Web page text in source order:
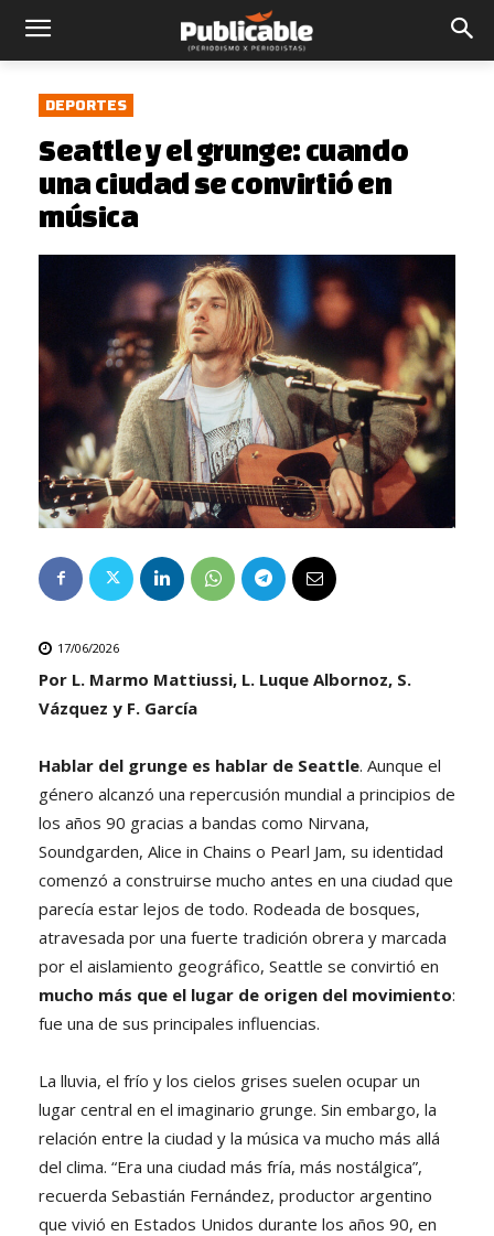
DEPORTES
Seattle y el grunge: cuando
una ciudad se convirtió en
música
17/06/2026
Por L. Marmo Mattiussi, L. Luque Albornoz, S.
Vázquez y F. García
Hablar del grunge es hablar de Seattle. Aunque el
género alcanzó una repercusión mundial a principios de
los años 90 gracias a bandas como Nirvana,
Soundgarden, Alice in Chains o Pearl Jam, su identidad
comenzó a construirse mucho antes en una ciudad que
parecía estar lejos de todo. Rodeada de bosques,
atravesada por una fuerte tradición obrera y marcada
por el aislamiento geográfico, Seattle se convirtió en
mucho más que el lugar de origen del movimiento:
fue una de sus principales influencias.
La lluvia, el frío y los cielos grises suelen ocupar un
lugar central en el imaginario grunge. Sin embargo, la
relación entre la ciudad y la música va mucho más allá
del clima. “Era una ciudad más fría, más nostálgica”,
recuerda Sebastián Fernández, productor argentino
que vivió en Estados Unidos durante los años 90, en